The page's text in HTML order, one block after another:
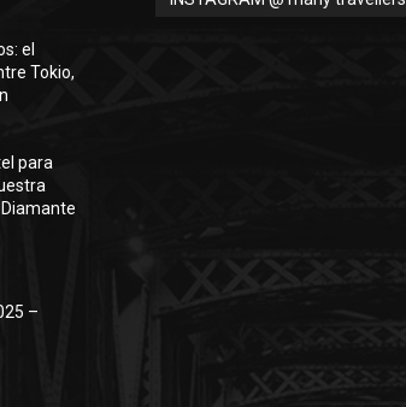
el
Tokio,
para
–